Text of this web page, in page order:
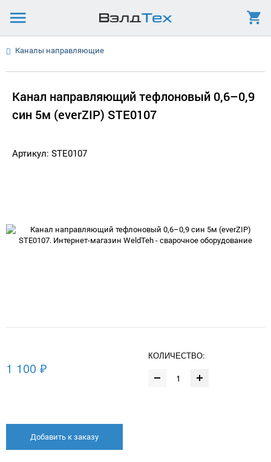
Каналы направляющие
Канал направляющий тефлоновый 0,6–0,9
син 5м (everZIP) STE0107
Артикул: STE0107
1 100 ₽
КОЛИЧЕСТВО:
Добавить к заказу